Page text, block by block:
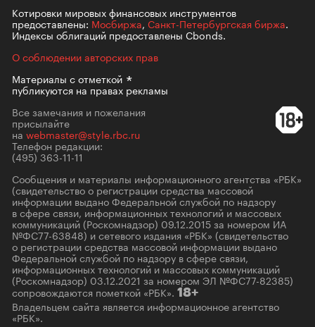
Котировки мировых финансовых инструментов
предоставлены: Мосбиржа, Санкт-Петербургская биржа.
Индексы облигаций предоставлены Cbonds.
О соблюдении авторских прав
Материалы сотметкой
публикуются на правах рекламы
Все замечания и пожелания
присылайте
на webmaster@style.rbc.ru
Телефон редакции:
(495) 363-11-11
Сообщения и материалы информационного агентства «РБК»
(свидетельство о регистрации средства массовой
информации выдано Федеральной службой по надзору
в сфере связи, информационных технологий и массовых
коммуникаций (Роскомнадзор) 09.12.2015 за номером ИА
№ФС77-63848) и сетевого издания «РБК» (свидетельство
о регистрации средства массовой информации выдано
Федеральной службой по надзору в сфере связи,
информационных технологий и массовых коммуникаций
(Роскомнадзор) 03.12.2021 за номером ЭЛ №ФС77-82385)
сопровождаются пометкой «РБК». 18+
Владельцем сайта является информационное агентство
«РБК».